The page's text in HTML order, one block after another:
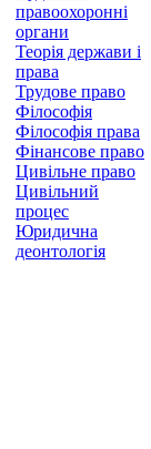
правоохоронні
органи
Теорія держави і
права
Трудове право
Філософія
Філософія права
Фінансове право
Цивільне право
Цивільний
процес
Юридична
деонтологія